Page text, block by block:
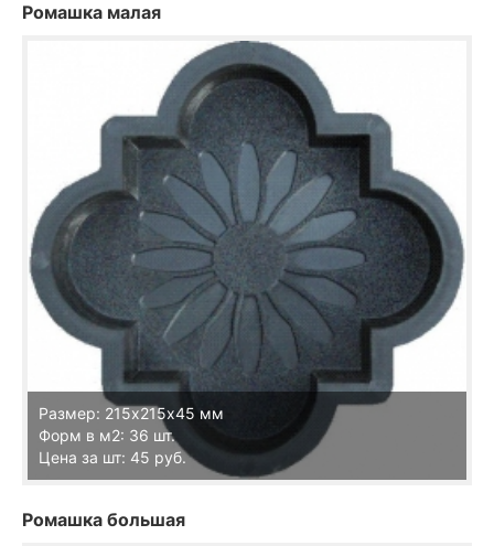
Ромашка малая
Размер: 215х215х45 мм
Форм в м2: 36 шт.
Цена за шт: 45 руб.
Ромашка большая